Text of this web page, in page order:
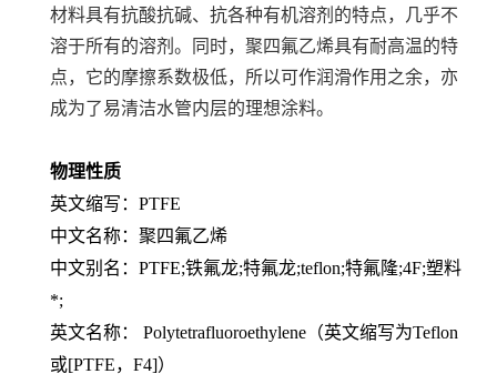
材料具有抗酸抗碱、抗各种有机溶剂的特点，几乎不
溶于所有的溶剂。同时，聚四氟乙烯具有耐高温的特
点，它的摩擦系数极低，所以可作润滑作用之余，亦
成为了易清洁水管内层的理想涂料。
物理性质
英文缩写：PTFE
中文名称：聚四氟乙烯
中文别名：PTFE;铁氟龙;特氟龙;teflon;特氟隆;4F;塑料
*;
英文名称： Polytetrafluoroethylene（英文缩写为Teflon
或[PTFE，F4]）